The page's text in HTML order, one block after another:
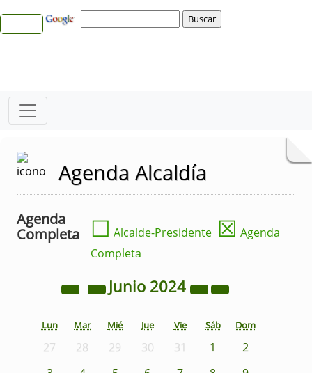
Agenda Alcaldía
Agenda
Completa
☐ Alcalde-Presidente ☒ Agenda
Completa
Junio 2024
Lun Mar Mié Jue Vie Sáb Dom
27 28 29 30 31 1
2